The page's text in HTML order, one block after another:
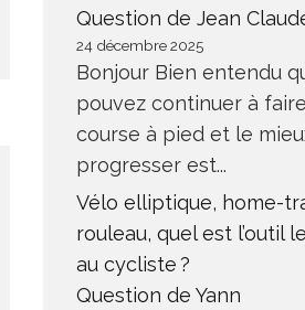
Question de Jean
24 décembre 2025
Bonjour Bien entendu
pouvez continuer à
course à pied et le
progresser est...
Vélo elliptique, home-
rouleau, quel est l’outil
au cycliste ?
Question de Yann